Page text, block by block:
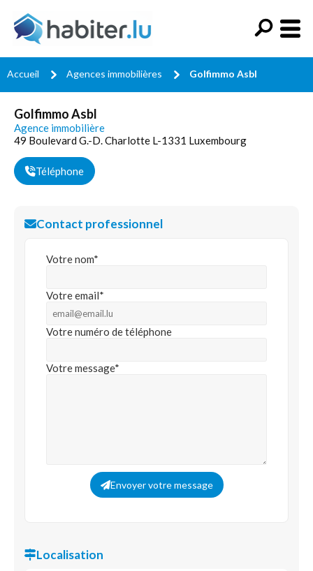
Accueil Agences immobilières Golfimmo Asbl
Golfimmo Asbl
Agence immobilière
49 Boulevard G.-D. Charlotte L-1331 Luxembourg
Téléphone
Contact professionnel
Votre nom*
Votre email*
Votre numéro de téléphone
Votre message*
Envoyer votre message
Localisation